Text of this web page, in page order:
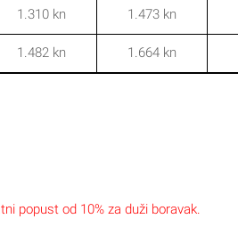
1.310 kn 1.473 kn
1.482 kn 1.664 kn
popust od 10% za duži boravak.